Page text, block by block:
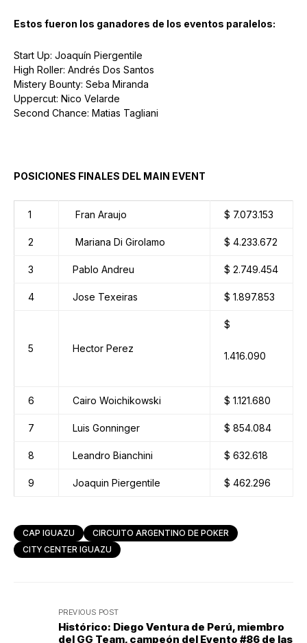
Estos fueron los ganadores de los eventos paralelos:
Start Up: Joaquín Piergentile
High Roller: Andrés Dos Santos
Mistery Bounty: Seba Miranda
Uppercut: Nico Velarde
Second Chance: Matias Tagliani
POSICIONES FINALES DEL MAIN EVENT
1 Fran Araujo $ 7.073.153
2 Mariana Di Girolamo $ 4.233.672
3 Pablo Andreu $ 2.749.454
4 Jose Texeiras $ 1.897.853
5 Hector Perez
$
1.416.090
6 Cairo Woichikowski $ 1.121.680
7 Luis Gonninger $ 854.084
8 Leandro Bianchini $ 632.618
9 Joaquin Piergentile $ 462.296
CAP IGUAZU
CIRCUITO ARGENTINO DE POKER
CITY CENTER IGUAZU
PREVIOUS POST
Histórico: Diego Ventura de Perú, miembro
del GG Team, campeón del Evento #86 de las